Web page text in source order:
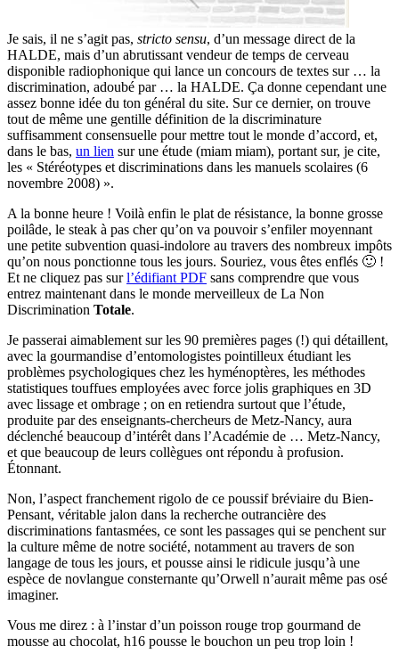
Je sais, il ne s’agit pas, stricto sensu, d’un message direct de la
HALDE, mais d’un abrutissant vendeur de temps de cerveau
disponible radiophonique qui lance un concours de textes sur … la
discrimination, adoubé par … la HALDE. Ça donne cependant une
assez bonne idée du ton général du site. Sur ce dernier, on trouve
tout de même une gentille définition de la discriminature
suffisamment consensuelle pour mettre tout le monde d’accord, et,
dans le bas, un lien sur une étude (miam miam), portant sur, je cite,
les « Stéréotypes et discriminations dans les manuels scolaires (6
novembre 2008) ».
A la bonne heure ! Voilà enfin le plat de résistance, la bonne grosse
poilâde, le steak à pas cher qu’on va pouvoir s’enfiler moyennant
une petite subvention quasi-indolore au travers des nombreux impôts
qu’on nous ponctionne tous les jours. Souriez, vous êtes enflés 🙂 !
Et ne cliquez pas surl’édifiant PDF sans comprendre que vous
entrez maintenant dans le monde merveilleux de La Non
Discrimination Totale.
Je passerai aimablement sur les 90 premières pages (!) qui détaillent,
avec la gourmandise d’entomologistes pointilleux étudiant les
problèmes psychologiques chez les hyménoptères, les méthodes
statistiques touffues employées avec force jolis graphiques en 3D
avec lissage et ombrage ; on en retiendra surtout que l’étude,
produite par des enseignants-chercheurs de Metz-Nancy, aura
déclenché beaucoup d’intérêt dans l’Académie de … Metz-Nancy,
et que beaucoup de leurs collègues ont répondu à profusion.
Étonnant.
Non, l’aspect franchement rigolo de ce poussif bréviaire du Bien-
Pensant, véritable jalon dans la recherche outrancière des
discriminations fantasmées, ce sont les passages qui se penchent sur
la culture même de notre société, notamment au travers de son
langage de tous les jours, et pousse ainsi le ridicule jusqu’à une
espèce de novlangue consternante qu’Orwell n’aurait même pas osé
imaginer.
Vous me direz : à l’instar d’un poisson rouge trop gourmand de
mousse au chocolat, h16 pousse le bouchon un peu trop loin !